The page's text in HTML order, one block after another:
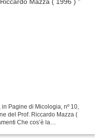
Pagine di Micologia, nº 10,
del Prof. Riccardo Mazza (
Che cos’è la